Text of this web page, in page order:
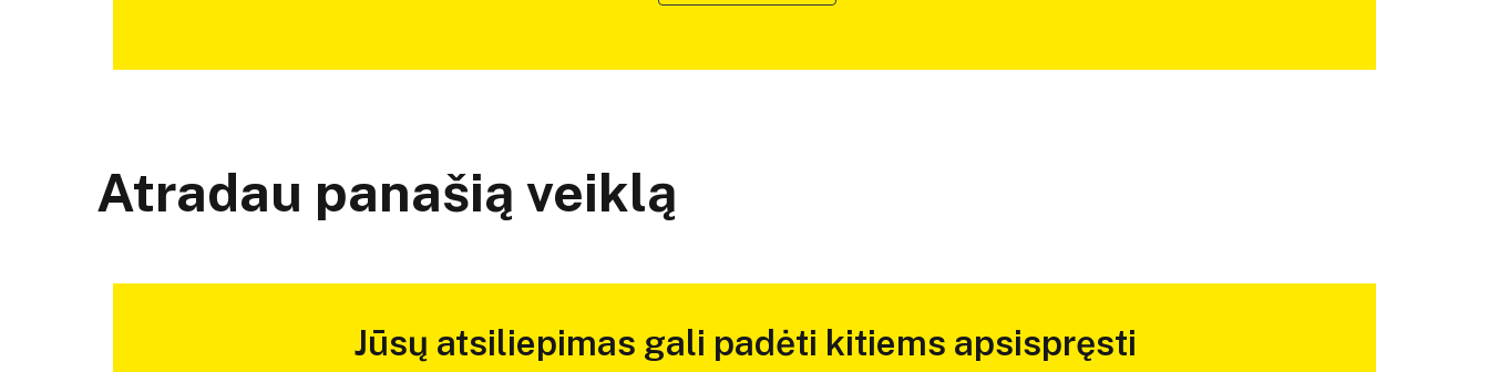
Atradau panašią veiklą
Jūsų atsiliepimas gali padėti kitiems apsispręsti